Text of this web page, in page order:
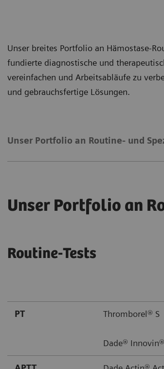
Unser breites Portfolio an Hämostase-
fundierte diagnostische und
vereinfachen und Arbeitsabläufe zu
und gebrauchsfertige Lösungen.
Unser Portfolio an Routine- und
Unser Portfolio an
Routine-Tests
PT Thromborel® S
Dade® Innovin®